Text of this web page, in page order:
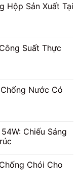
Hộp Sản Xuất Tại
Suất Thực
Nước Có
Chiếu Sáng
Chói Cho